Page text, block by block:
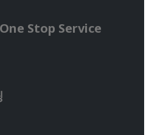
Stop Service